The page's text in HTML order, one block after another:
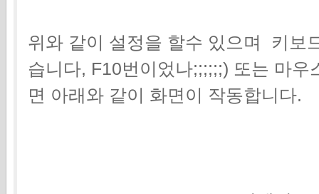
위와 같이 설정을 할수 있으며 키보
습니다, F10번이었나;;;;;;) 또는 마
면 아래와 같이 화면이 작동합니다.